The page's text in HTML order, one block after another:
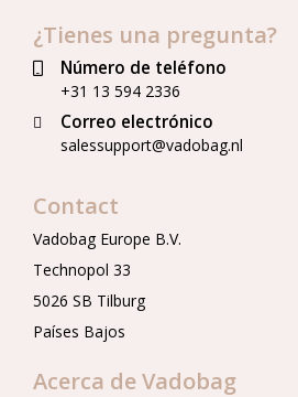
¿Tienes una pregunta?
Número de teléfono
+31 13 594 2336
Correo electrónico
salessupport@vadobag.nl
Contact
Vadobag Europe B.V.
Technopol 33
5026 SB Tilburg
Países Bajos
Acerca de Vadobag